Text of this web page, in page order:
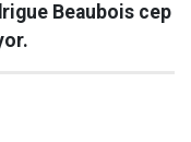
Beaubois cep